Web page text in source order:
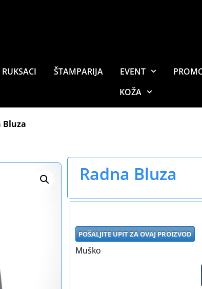
ŠTAMPARIJA EVENT
KOŽA
Bluza
Radna Bluza
POŠALJITE UPIT ZA OVAJ PROIZVOD
Muško